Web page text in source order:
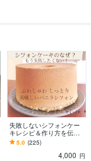
失敗しないシフォンケー
キレシピ＆作り方を伝授
します 『シフォンの沼』
から抜けられない方にお
5.0 (225)
4,000 円